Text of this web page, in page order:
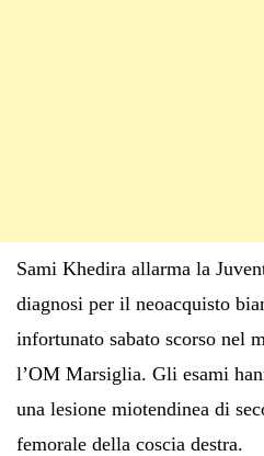
Sami Khedira allarma la
diagnosi per il neoacquisto
infortunato sabato scorso nel
l’OM Marsiglia. Gli esami
una lesione miotendinea di
femorale della coscia destra.